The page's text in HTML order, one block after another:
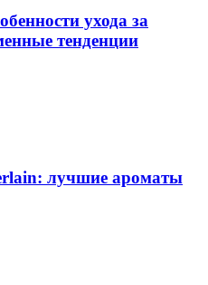
ухода за
тенденции
лучшие ароматы